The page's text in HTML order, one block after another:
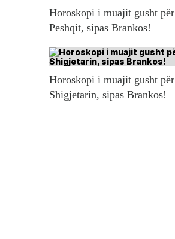
Horoskopi i muajit gusht për
Peshqit, sipas Brankos!
Horoskopi i muajit gusht për
Shigjetarin, sipas Brankos!